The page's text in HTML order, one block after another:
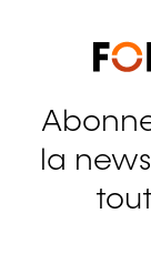
la